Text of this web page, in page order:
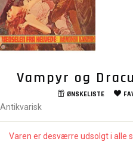
Vampyr og
ØNSKELISTE
Antikvarisk
Varen er desværre udsolgt i alle